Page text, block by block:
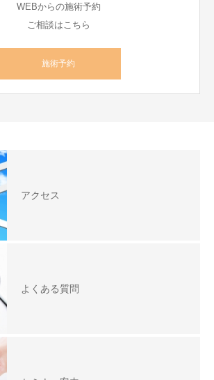
WEBからの施術予約
ご相談はこちら
施術予約
アクセス
よくある質問